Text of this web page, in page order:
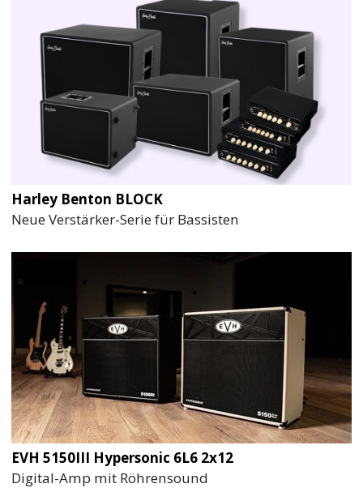
Harley Benton BLOCK
Neue Verstärker-Serie für Bassisten
EVH 5150III Hypersonic 6L6 2x12
Digital-Amp mit Röhrensound